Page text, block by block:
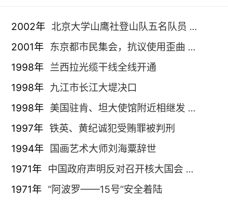
2002年 北京大学山鹰社登山队五名队员 ...
2001年 东京都市民集会，抗议使用歪曲 ...
1998年 兰西拉光缆干线全线开通
1998年 九江市长江大堤决口
1998年 美国驻肯、坦大使馆附近相继发 ...
1997年 铁英、黄纪诚犯受贿罪被判刑
1994年
国画艺术大师刘海粟辞世
1971年 中国政府声明反对召开核大国会 ...
1971年 “阿波罗——15号”安全着陆